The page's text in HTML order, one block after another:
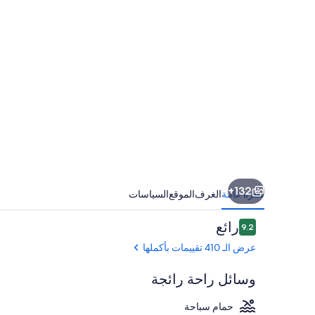
132+
نظرة عامةالغرفالموقعالسياسات
التقييمات
9.29.2 من 10رائع
عرض الـ 410 تقييمات بأكملها
وسائل راحة رائجة
حمام سباحة